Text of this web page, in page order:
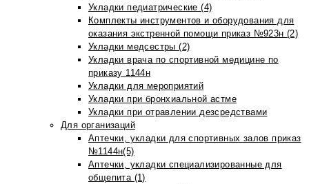
Укладки педиатрические (4)
Комплекты инструментов и оборудования для
оказания экстренной помощи приказ №923н (2)
Укладки медсестры (2)
Укладки врача по спортивной медицине по
приказу 1144н
Укладки для мероприятий
Укладки при бронхиальной астме
Укладки при отравлении дезсредствами
Для организаций
Аптечки, укладки для спортивных залов приказ
№1144н(5)
Аптечки, укладки специализированные для
общепита (1)